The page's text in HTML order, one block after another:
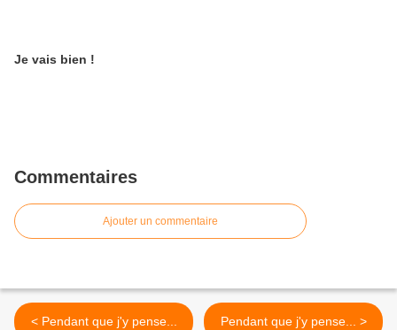
Je vais bien !
Commentaires
Ajouter un commentaire
< Pendant que j'y pense... Pendant que j'y pense... >